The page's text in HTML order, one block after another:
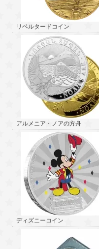
リベルタードコイン
アルメニア・ノアの方舟
ディズニーコイン